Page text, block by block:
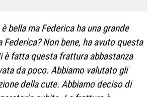
bella ma Federica ha una grande
Federica? Non bene, ha avuto questa
è fatta questa frattura abbastanza
da poco. Abbiamo valutato gli
della cute. Abbiamo deciso di